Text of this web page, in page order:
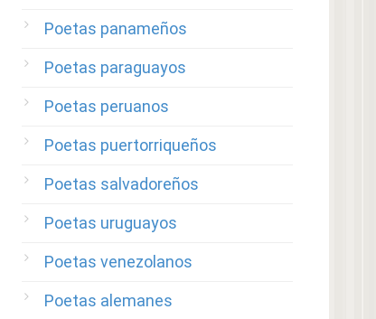
Poetas panameños
Poetas paraguayos
Poetas peruanos
Poetas puertorriqueños
Poetas salvadoreños
Poetas uruguayos
Poetas venezolanos
Poetas alemanes